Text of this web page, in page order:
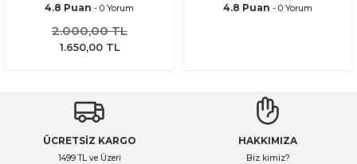
4.8 Puan - 0 Yorum
2.000,00 TL
1.650,00 TL
4.8 Puan - 0 Yorum
ÜCRETSİZ KARGO
1499 TL ve Üzeri
HAKKIMIZA
Biz kimiz?